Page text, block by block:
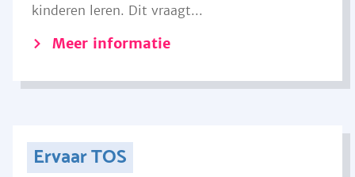
kinderen leren. Dit vraagt...
Meer informatie
Ervaar TOS